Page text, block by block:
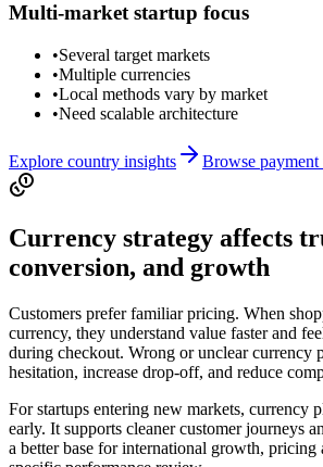
Multi-market startup focus
•Several target markets
•Multiple currencies
•Local methods vary by market
•Need scalable architecture
Explore country insights Browse payment
Currency strategy affects
conversion, and growth
Customers prefer familiar pricing. When
currency, they understand value faster and
during checkout. Wrong or unclear currency
hesitation, increase drop-off, and reduce
For startups entering new markets, currency
early. It supports cleaner customer journeys
a better base for international growth, pricing